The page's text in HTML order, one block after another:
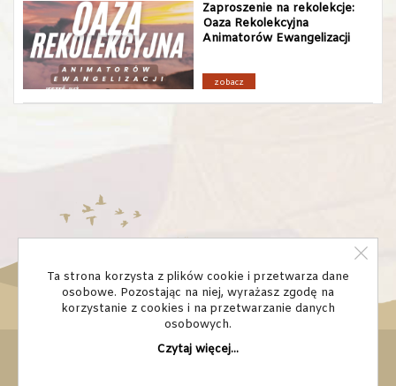
Ta strona korzysta z plików cookie i przetwarza dane
osobowe. Pozostając na niej, wyrażasz zgodę na
korzystanie z cookies i na przetwarzanie danych
osobowych.
Czytaj więcej...
Zaproszenie na rekolekcje:
Oaza Rekolekcyjna
Animatorów Ewangelizacji
zobacz
© Domowy Kościół diecezja bydgoska